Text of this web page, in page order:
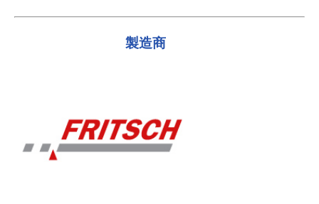
製造商